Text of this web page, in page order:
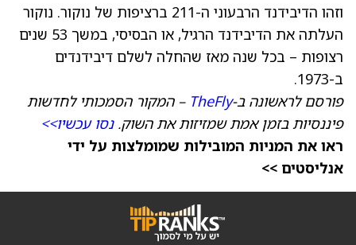
וזהו הדיבידנד הרבעוני ה-211 ברציפות של נוקור. נוקור
העלתה את הדיבידנד הרגיל, או הבסיסי, במשך 53 שנים
רצופות – בכל שנה מאז שהחלה לשלם דיבידנדים
ב-1973.
פורסם לראשונה ב-TheFly – המקור הסמכותי לחדשות
פיננסיות בזמן אמת שמזיזות את השוק.נסו עכשיו>>
ראו את המניות המובילות שמומלצות על ידי
אנליסטים >>